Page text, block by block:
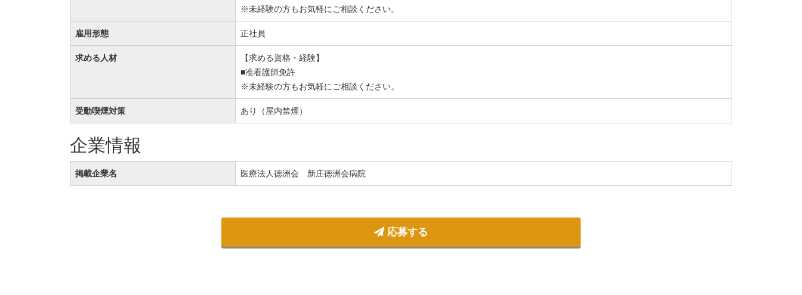
※未経験の方もお気軽にご相談ください。
雇用形態 正社員
求める人材
【求める資格・経験】
■准看護師免許
※未経験の方もお気軽にご相談ください。
受動喫煙対策 あり（屋内禁煙）
企業情報
掲載企業名 医療法人徳洲会 新庄徳洲会病院
応募する